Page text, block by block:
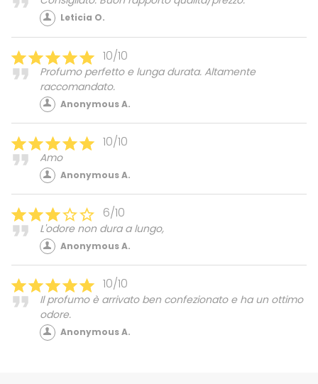
Leticia O.
10/10
Profumo perfetto e lunga durata. Altamente
raccomandato.
Anonymous A.
10/10
Amo
Anonymous A.
6/10
L'odore non dura a lungo,
Anonymous A.
10/10
Il profumo è arrivato ben confezionato e ha un ottimo
odore.
Anonymous A.